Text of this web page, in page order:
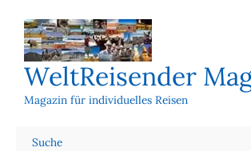
Inhalt
springen
WeltReisender
Magazin für individuelles Reisen
Suche